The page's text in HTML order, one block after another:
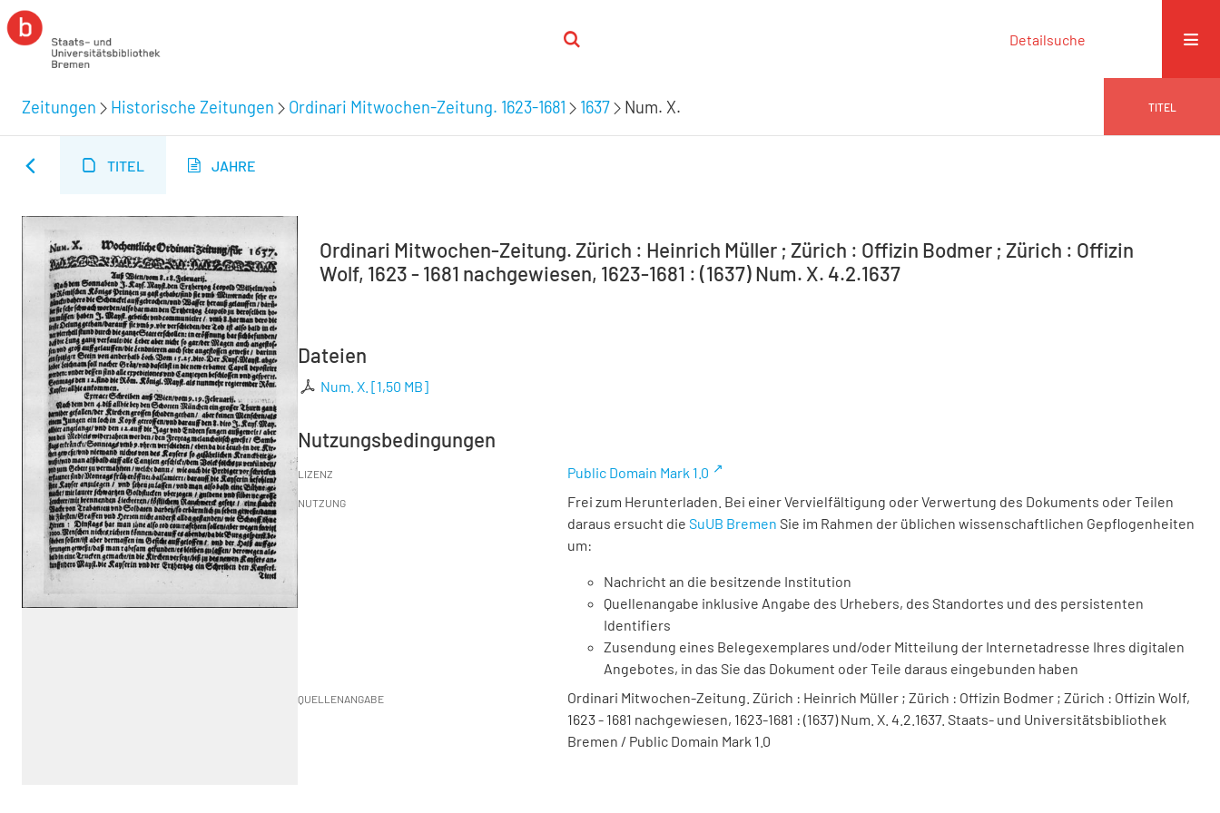
Detailsuche
Zeitungen Historische Zeitungen Ordinari Mitwochen-Zeitung. 1623-1681 1637 Num. X. TITEL
TITEL JAHRE
Ordinari Mitwochen-Zeitung. Zürich : Heinrich Müller ; Zürich : Offizin Bodmer ; Zürich : Offizin
Wolf, 1623 - 1681 nachgewiesen, 1623-1681 : (1637) Num. X. 4.2.1637
Dateien
Num. X. [1,50 MB]
Nutzungsbedingungen
LIZENZ Public Domain Mark 1.0
NUTZUNG
Frei zum Herunterladen. Bei einer Vervielfältigung oder Verwertung des Dokuments oder Teilen
daraus ersucht die SuUB Bremen Sie im Rahmen der üblichen wissenschaftlichen Gepflogenheiten
um:
Nachricht an die besitzende Institution
Quellenangabe inklusive Angabe des Urhebers, des Standortes und des persistenten
Identifiers
Zusendung eines Belegexemplares und/oder Mitteilung der Internetadresse Ihres digitalen
Angebotes, in das Sie das Dokument oder Teile daraus eingebunden haben
QUELLENANGABE
Ordinari Mitwochen-Zeitung. Zürich : Heinrich Müller ; Zürich : Offizin Bodmer ; Zürich : Offizin Wolf,
1623 - 1681 nachgewiesen, 1623-1681 : (1637) Num. X. 4.2.1637. Staats- und Universitätsbibliothek
Bremen / Public Domain Mark 1.0